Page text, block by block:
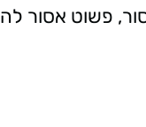
פשוט אסור